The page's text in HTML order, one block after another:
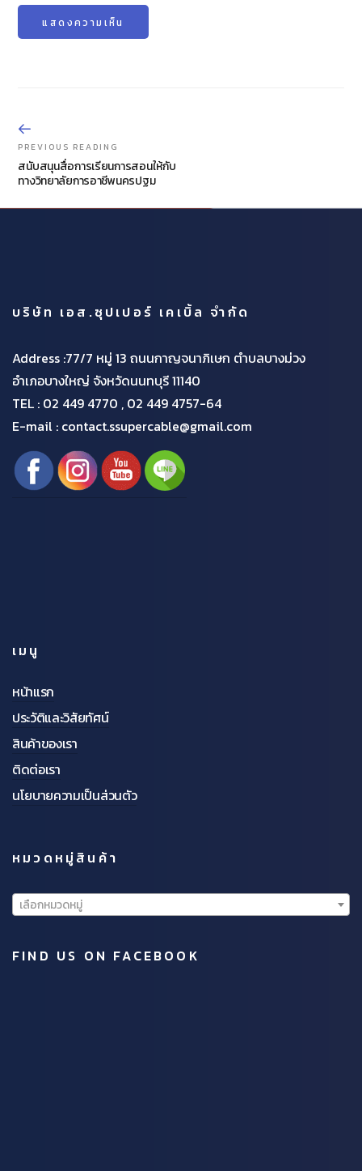
PREVIOUS READING
สนับสนุนสื่อการเรียนการสอนให้กับ
ทางวิทยาลัยการอาชีพนครปฐม
บริษัท เอส.ซุปเปอร์ เคเบิ้ล จำกัด
Address :77/7 หมู่ 13 ถนนกาญจนาภิเษก ตำบลบางม่วง
อำเภอบางใหญ่ จังหวัดนนทบุรี 11140
TEL : 02 449 4770 , 02 449 4757-64
E-mail : contact.ssupercable@gmail.com
เมนู
หน้าแรก
ประวัติและวิสัยทัศน์
สินค้าของเรา
ติดต่อเรา
นโยบายความเป็นส่วนตัว
หมวดหมู่สินค้า
เลือกหมวดหมู่
FIND US ON FACEBOOK